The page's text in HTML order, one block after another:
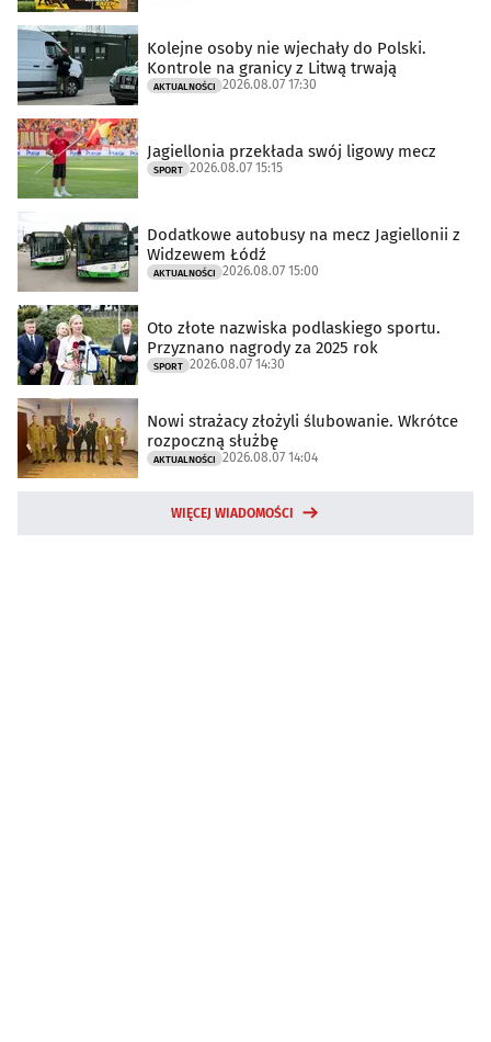
Kolejne osoby nie wjechały do Polski.
Kontrole na granicy z Litwą trwają
AKTUALNOŚCI 2026.08.07 17:30
Jagiellonia przekłada swój ligowy mecz
SPORT 2026.08.07 15:15
Dodatkowe autobusy na mecz Jagiellonii z
Widzewem Łódź
AKTUALNOŚCI 2026.08.07 15:00
Oto złote nazwiska podlaskiego sportu.
Przyznano nagrody za 2025 rok
SPORT 2026.08.07 14:30
Nowi strażacy złożyli ślubowanie. Wkrótce
rozpoczną służbę
AKTUALNOŚCI 2026.08.07 14:04
WIĘCEJ WIADOMOŚCI